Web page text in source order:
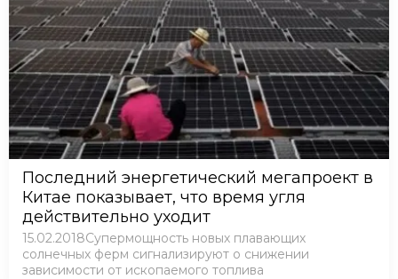
Последний энергетический мегапроект в
Китае показывает, что время угля
действительно уходит
15.02.2018Супермощность новых плавающих
солнечных ферм сигнализируют о снижении
зависимости от ископаемого топлива